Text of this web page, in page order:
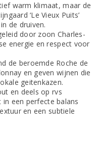
warm klimaat, maar de
‘Le Vieux Puits’
de druiven.
door zoon Charles-
energie en respect voor
de beroemde Roche de
en geven wijnen die
geitenkazen.
en deels op rvs
een perfecte balans
en een subtiele